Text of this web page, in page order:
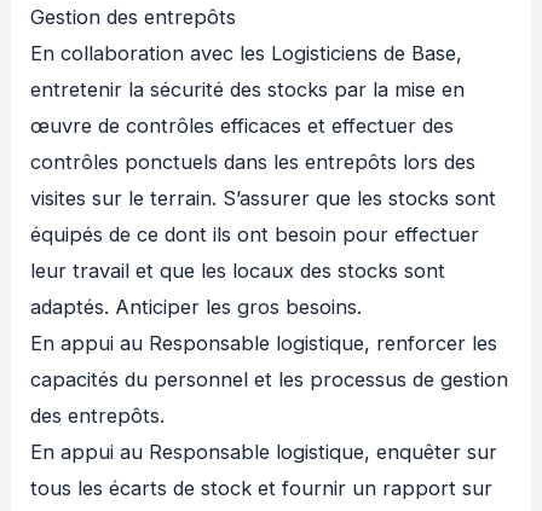
Gestion des entrepôts
En collaboration avec les Logisticiens de Base,
entretenir la sécurité des stocks par la mise en
œuvre de contrôles efficaces et effectuer des
contrôles ponctuels dans les entrepôts lors des
visites sur le terrain. S’assurer que les stocks sont
équipés de ce dont ils ont besoin pour effectuer
leur travail et que les locaux des stocks sont
adaptés. Anticiper les gros besoins.
En appui au Responsable logistique, renforcer les
capacités du personnel et les processus de gestion
des entrepôts.
En appui au Responsable logistique, enquêter sur
tous les écarts de stock et fournir un rapport sur